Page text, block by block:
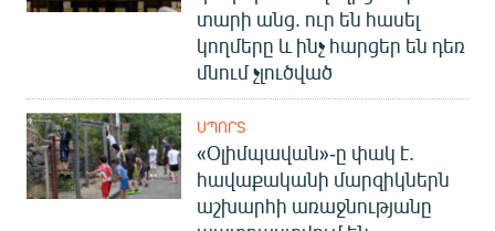
տարի անց. ուր են հասել
կողմերը և ինչ հարցեր են դեռ
մնում չլուծված
ՍՊՈՐՏ
«Օլիմպավան»-ը փակ է.
հավաքականի մարզիկներն
աշխարհի առաջնությանը